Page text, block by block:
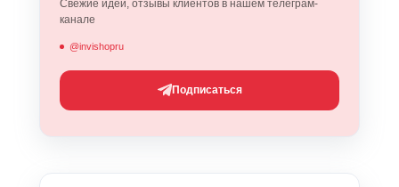
Свежие идеи, отзывы клиентов в нашем телеграм-
канале
@invishopru
Подписаться